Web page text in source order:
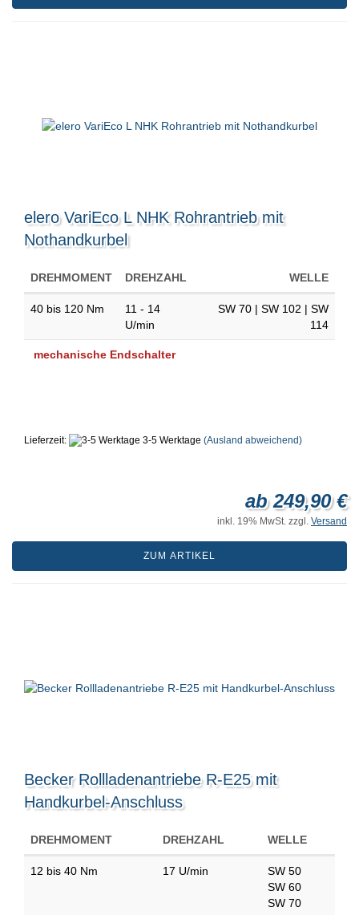
elero VariEco L NHK Rohrantrieb mit
Nothandkurbel
DREHMOMENT DREHZAHL WELLE
40 bis 120 Nm
11 - 14
U/min
SW 70 | SW 102 | SW
114
mechanische Endschalter
Lieferzeit: 3-5 Werktage (Ausland abweichend)
ab 249,90 €
inkl. 19% MwSt. zzgl. Versand
ZUM ARTIKEL
Becker Rollladenantriebe R-E25 mit
Handkurbel-Anschluss
DREHMOMENT DREHZAHL WELLE
12 bis 40 Nm 17 U/min
SW 50
SW 60
SW 70